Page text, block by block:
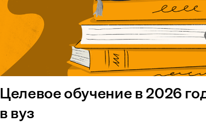
Целевое обучение в 2026
в вуз